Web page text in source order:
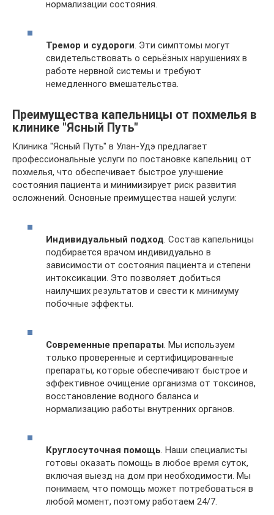
нормализации состояния.
Тремор и судороги. Эти симптомы могут
свидетельствовать о серьёзных нарушениях в
работе нервной системы и требуют
немедленного вмешательства.
Преимущества капельницы от похмелья в
клинике "Ясный Путь"
Клиника "Ясный Путь" в Улан-Удэ предлагает
профессиональные услуги по постановке капельниц от
похмелья, что обеспечивает быстрое улучшение
состояния пациента и минимизирует риск развития
осложнений. Основные преимущества нашей услуги:
Индивидуальный подход . Состав капельницы
подбирается врачом индивидуально в
зависимости от состояния пациента и степени
интоксикации. Это позволяет добиться
наилучших результатов и свести к минимуму
побочные эффекты.
Современные препараты . Мы используем
только проверенные и сертифицированные
препараты, которые обеспечивают быстрое и
эффективное очищение организма от токсинов,
восстановление водного баланса и
нормализацию работы внутренних органов.
Круглосуточная помощь . Наши специалисты
готовы оказать помощь в любое время суток,
включая выезд на дом при необходимости. Мы
понимаем, что помощь может потребоваться в
любой момент, поэтому работаем 24/7.